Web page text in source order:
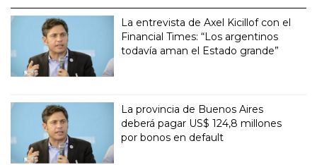
La entrevista de Axel Kicillof con el
Financial Times: “Los argentinos
todavía aman el Estado grande”
La provincia de Buenos Aires
deberá pagar US$ 124,8 millones
por bonos en default